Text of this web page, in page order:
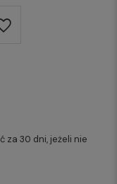
za 30 dni, jeżeli nie